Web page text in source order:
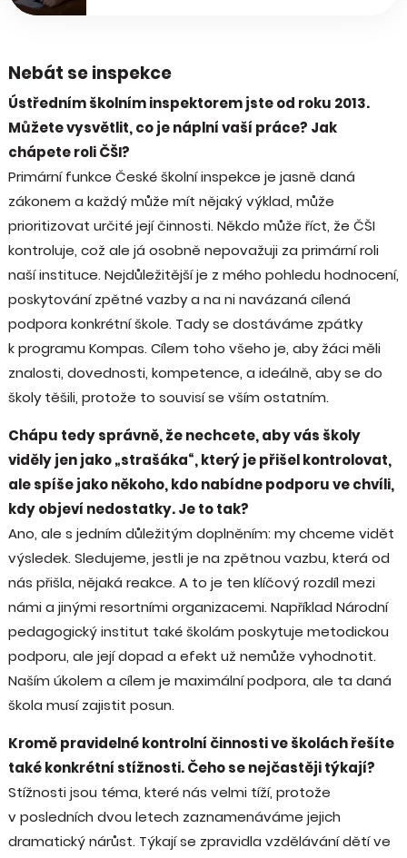
Nebát se inspekce
Ústředním školním inspektorem jste od roku 2013.
Můžete vysvětlit, co je náplní vaší práce? Jak
chápete roli ČŠI?
Primární funkce České školní inspekce je jasně daná
zákonem a každý může mít nějaký výklad, může
prioritizovat určité její činnosti. Někdo může říct, že ČŠI
kontroluje, což ale já osobně nepovažuji za primární roli
naší instituce. Nejdůležitější je z mého pohledu hodnocení,
poskytování zpětné vazby a na ni navázaná cílená
podpora konkrétní škole. Tady se dostáváme zpátky
k programu Kompas. Cílem toho všeho je, aby žáci měli
znalosti, dovednosti, kompetence, a ideálně, aby se do
školy těšili, protože to souvisí se vším ostatním.
Chápu tedy správně, že nechcete, aby vás školy
viděly jen jako „strašáka“, který je přišel kontrolovat,
ale spíše jako někoho, kdo nabídne podporu ve chvíli,
kdy objeví nedostatky. Je to tak?
Ano, ale s jedním důležitým doplněním: my chceme vidět
výsledek. Sledujeme, jestli je na zpětnou vazbu, která od
nás přišla, nějaká reakce. A to je ten klíčový rozdíl mezi
námi a jinými resortními organizacemi. Například Národní
pedagogický institut také školám poskytuje metodickou
podporu, ale její dopad a efekt už nemůže vyhodnotit.
Naším úkolem a cílem je maximální podpora, ale ta daná
škola musí zajistit posun.
Kromě pravidelné kontrolní činnosti ve školách řešíte
také konkrétní stížnosti. Čeho se nejčastěji týkají?
Stížnosti jsou téma, které nás velmi tíží, protože
v posledních dvou letech zaznamenáváme jejich
dramatický nárůst. Týkají se zpravidla vzdělávání dětí ve